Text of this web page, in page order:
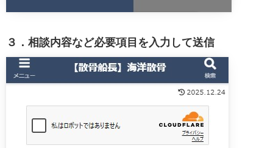
３．相談内容など必要項目を入力して送信